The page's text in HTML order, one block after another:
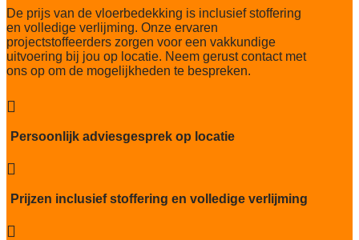
klasse 33 LC 1+ Rolstoel A
Thermische weerstand
0,17 m²C° / W
Brandwerend
Bfl-S1
De prijs van de vloerbedekking is inclusief stoffering
en volledige verlijming. Onze ervaren
projectstoffeerders zorgen voor een vakkundige
uitvoering bij jou op locatie. Neem gerust contact met
ons op om de mogelijkheden te bespreken.

Persoonlijk adviesgesprek op locatie

Prijzen inclusief stoffering en volledige verlijming
